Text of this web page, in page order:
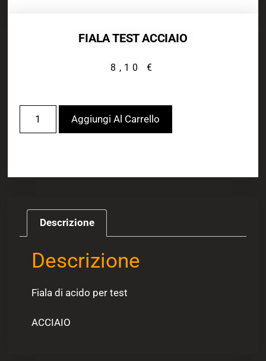
FIALA TEST ACCIAIO
8,10€
Aggiungi Al Carrello
Descrizione
Descrizione
Fiala di acido per test
ACCIAIO